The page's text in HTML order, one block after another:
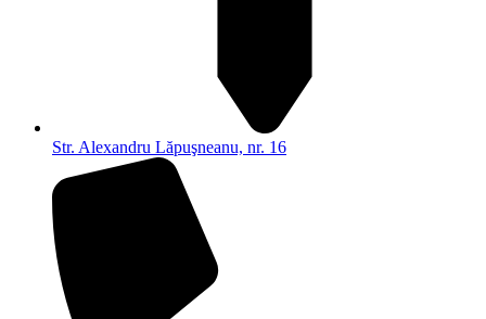
Str. Alexandru Lăpuşneanu, nr. 16